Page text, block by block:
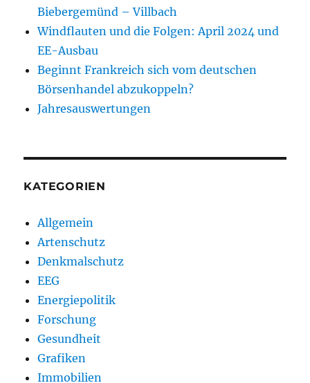
Biebergemünd – Villbach
Windflauten und die Folgen: April 2024 und
EE-Ausbau
Beginnt Frankreich sich vom deutschen
Börsenhandel abzukoppeln?
Jahresauswertungen
KATEGORIEN
Allgemein
Artenschutz
Denkmalschutz
EEG
Energiepolitik
Forschung
Gesundheit
Grafiken
Immobilien